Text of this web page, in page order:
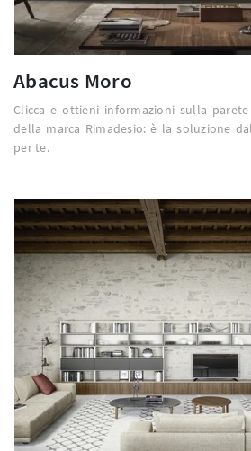
Abacus Moro
Clicca e ottieni informazioni sulla
della marca Rimadesio: è la soluzione
per te.